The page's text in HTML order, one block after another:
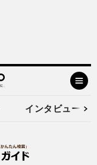
インタビュー